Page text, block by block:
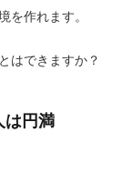
を作れます。
はできますか？
は円満